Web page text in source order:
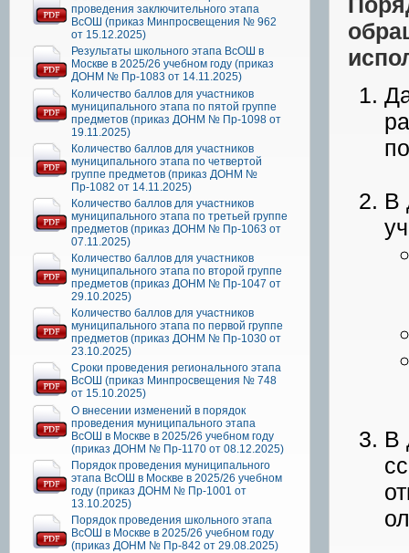
проведения заключительного этапа
ВсОШ (приказ Минпросвещения № 962
от 15.12.2025)
Результаты школьного этапа ВсОШ в
Москве в 2025/26 учебном году (приказ
ДОНМ № Пр-1083 от 14.11.2025)
Количество баллов для участников
муниципального этапа по пятой группе
предметов (приказ ДОНМ № Пр-1098 от
19.11.2025)
Количество баллов для участников
муниципального этапа по четвертой
группе предметов (приказ ДОНМ №
Пр-1082 от 14.11.2025)
Количество баллов для участников
муниципального этапа по третьей группе
предметов (приказ ДОНМ № Пр-1063 от
07.11.2025)
Количество баллов для участников
муниципального этапа по второй группе
предметов (приказ ДОНМ № Пр-1047 от
29.10.2025)
Количество баллов для участников
муниципального этапа по первой группе
предметов (приказ ДОНМ № Пр-1030 от
23.10.2025)
Сроки проведения регионального этапа
ВсОШ (приказ Минпросвещения № 748
от 15.10.2025)
О внесении изменений в порядок
проведения муниципального этапа
ВсОШ в Москве в 2025/26 учебном году
(приказ ДОНМ № Пр-1170 от 08.12.2025)
Порядок проведения муниципального
этапа ВсОШ в Москве в 2025/26 учебном
году (приказ ДОНМ № Пр-1001 от
13.10.2025)
Порядок проведения школьного этапа
ВсОШ в Москве в 2025/26 учебном году
(приказ ДОНМ № Пр-842 от 29.08.2025)
В
В